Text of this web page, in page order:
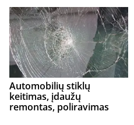
Automobilių stiklų
keitimas, įdaužų
remontas, poliravimas